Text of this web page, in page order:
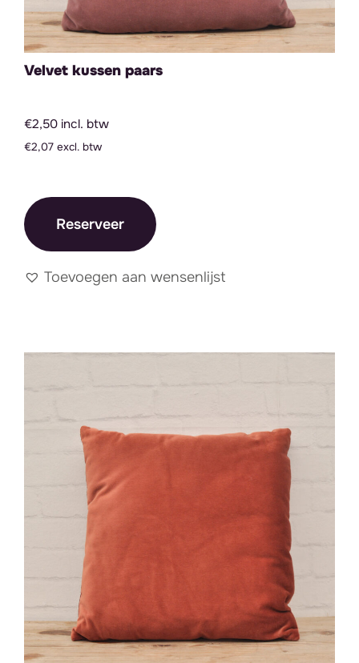
Velvet kussen paars
€2,50 incl. btw
€2,07 excl. btw
Reserveer
Toevoegen aan wensenlijst